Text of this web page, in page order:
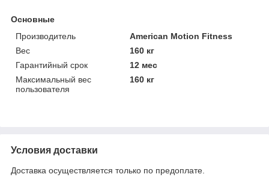
Основные
Производитель
American Motion Fitness
Вес
160 кг
Гарантийный срок
12 мес
Максимальный вес
пользователя
160 кг
Условия доставки
Доставка осуществляется только по предоплате.